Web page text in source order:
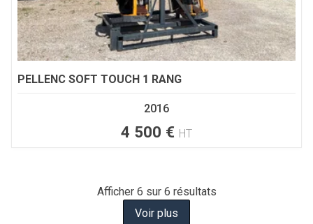
PELLENC SOFT TOUCH 1 RANG
2016
4 500 € HT
Afficher 6 sur 6 résultats
Voir plus